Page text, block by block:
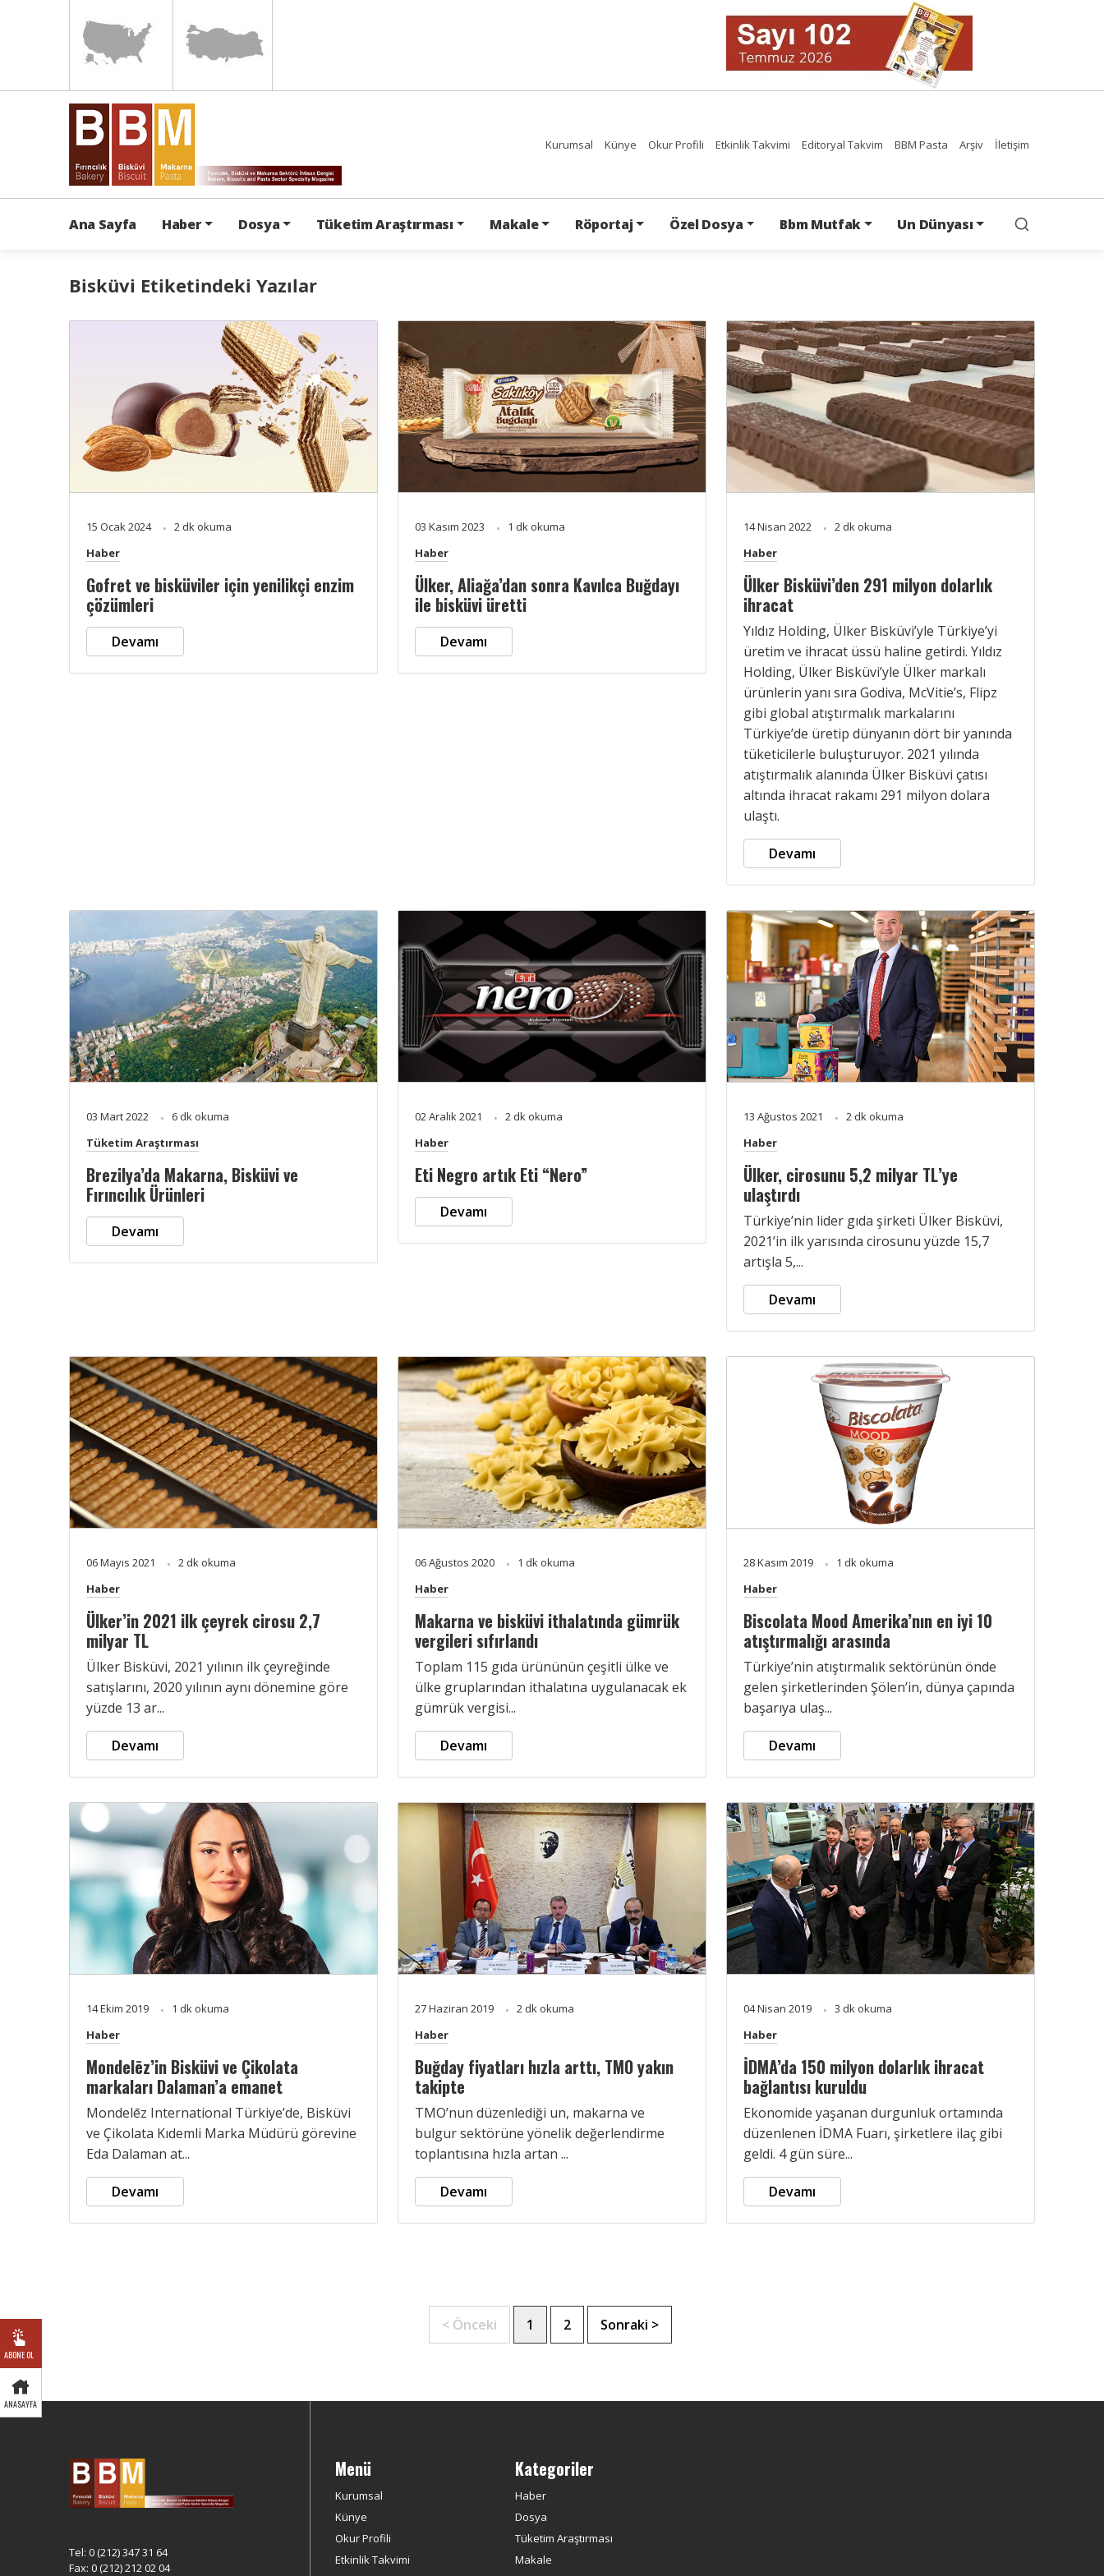
Kurumsal Künye Okur Profili Etkinlik Takvimi Editoryal Takvim BBM Pasta Arşiv İletişim
Ana Sayfa Haber Dosya Tüketim Araştırması Makale Röportaj Özel Dosya Bbm Mutfak Un Dünyası
ABONE OL
ANASAYFA
Bisküvi Etiketindeki Yazılar
15 Ocak 2024
2 dk okuma
Haber
Gofret ve bisküviler için yenilikçi enzim
çözümleri
Devamı
03 Kasım 2023
1 dk okuma
Haber
Ülker, Aliağa’dan sonra Kavılca Buğdayı
ile bisküvi üretti
Devamı
14 Nisan 2022
2 dk okuma
Haber
Ülker Bisküvi’den 291 milyon dolarlık
ihracat
Yıldız Holding, Ülker Bisküvi’yle Türkiye’yi
üretim ve ihracat üssü haline getirdi. Yıldız
Holding, Ülker Bisküvi’yle Ülker markalı
ürünlerin yanı sıra Godiva, McVitie’s, Flipz
gibi global atıştırmalık markalarını
Türkiye’de üretip dünyanın dört bir yanında
tüketicilerle buluşturuyor. 2021 yılında
atıştırmalık alanında Ülker Bisküvi çatısı
altında ihracat rakamı 291 milyon dolara
ulaştı.
Devamı
03 Mart 2022
6 dk okuma
Tüketim Araştırması
Brezilya’da Makarna, Bisküvi ve
Fırıncılık Ürünleri
Devamı
02 Aralık 2021
2 dk okuma
Haber
Eti Negro artık Eti “Nero”
Devamı
13 Ağustos 2021
2 dk okuma
Haber
Ülker, cirosunu 5,2 milyar TL’ye
ulaştırdı
Türkiye’nin lider gıda şirketi Ülker Bisküvi,
2021’in ilk yarısında cirosunu yüzde 15,7
artışla 5,...
Devamı
06 Mayıs 2021
2 dk okuma
Haber
Ülker’in 2021 ilk çeyrek cirosu 2,7
milyar TL
Ülker Bisküvi, 2021 yılının ilk çeyreğinde
satışlarını, 2020 yılının aynı dönemine göre
yüzde 13 ar...
Devamı
06 Ağustos 2020
1 dk okuma
Haber
Makarna ve bisküvi ithalatında gümrük
vergileri sıfırlandı
Toplam 115 gıda ürününün çeşitli ülke ve
ülke gruplarından ithalatına uygulanacak ek
gümrük vergisi...
Devamı
28 Kasım 2019
1 dk okuma
Haber
Biscolata Mood Amerika’nın en iyi 10
atıştırmalığı arasında
Türkiye’nin atıştırmalık sektörünün önde
gelen şirketlerinden Şölen’in, dünya çapında
başarıya ulaş...
Devamı
14 Ekim 2019
1 dk okuma
Haber
Mondelēz’in Bisküvi ve Çikolata
markaları Dalaman’a emanet
Mondelēz International Türkiye’de, Bisküvi
ve Çikolata Kıdemli Marka Müdürü görevine
Eda Dalaman at...
Devamı
27 Haziran 2019
2 dk okuma
Haber
Buğday fiyatları hızla arttı, TMO yakın
takipte
TMO’nun düzenlediği un, makarna ve
bulgur sektörüne yönelik değerlendirme
toplantısına hızla artan ...
Devamı
04 Nisan 2019
3 dk okuma
Haber
İDMA’da 150 milyon dolarlık ihracat
bağlantısı kuruldu
Ekonomide yaşanan durgunluk ortamında
düzenlenen İDMA Fuarı, şirketlere ilaç gibi
geldi. 4 gün süre...
Devamı
< Önceki 1 2 Sonraki >
Tel: 0 (212) 347 31 64
Fax: 0 (212) 212 02 04
Menü
Kurumsal
Künye
Okur Profili
Etkinlik Takvimi
Kategoriler
Haber
Dosya
Tüketim Araştırması
Makale